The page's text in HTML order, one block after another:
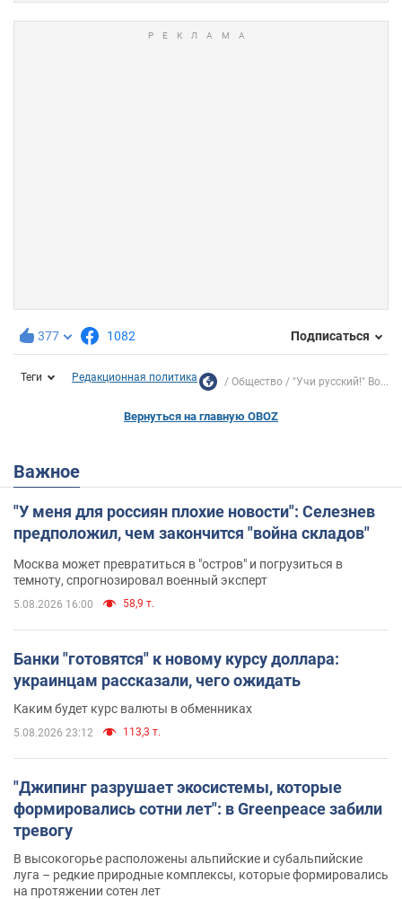
377 1082 Подписаться
Теги Редакционная политика Общество "Учи русский!" Во...
Вернуться на главную OBOZ
Важное
"У меня для россиян плохие новости": Селезнев
предположил, чем закончится "война складов"
Москва может превратиться в "остров" и погрузиться в
темноту, спрогнозировал военный эксперт
5.08.2026 16:00 58,9 т.
Банки "готовятся" к новому курсу доллара:
украинцам рассказали, чего ожидать
Каким будет курс валюты в обменниках
5.08.2026 23:12 113,3 т.
"Джипинг разрушает экосистемы, которые
формировались сотни лет": в Greenpeace забили
тревогу
В высокогорье расположены альпийские и субальпийские
луга – редкие природные комплексы, которые формировались
на протяжении сотен лет